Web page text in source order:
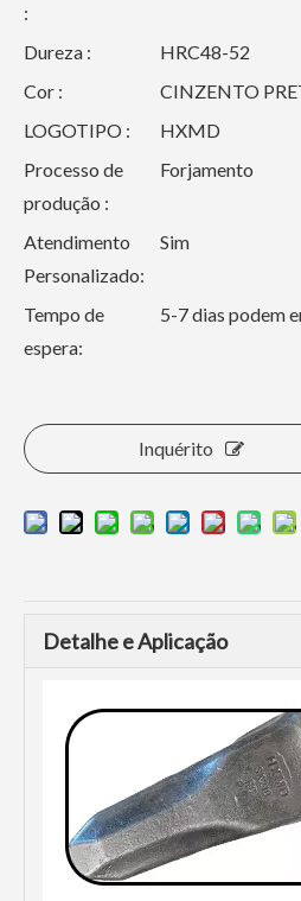
:
Dureza :
HRC48-52
Cor :
CINZENTO
LOGOTIPO :
HXMD
Processo de
produção :
Forjamento
Atendimento
Personalizado:
Sim
Tempo de
espera:
5-7 dias podem
Inquérito
Detalhe e Aplicação